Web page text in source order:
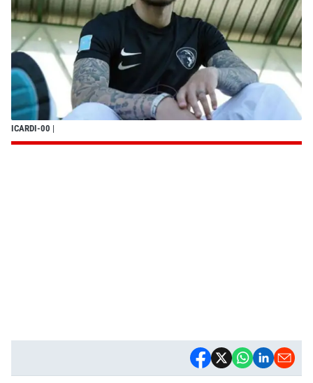
ICARDI-00 |